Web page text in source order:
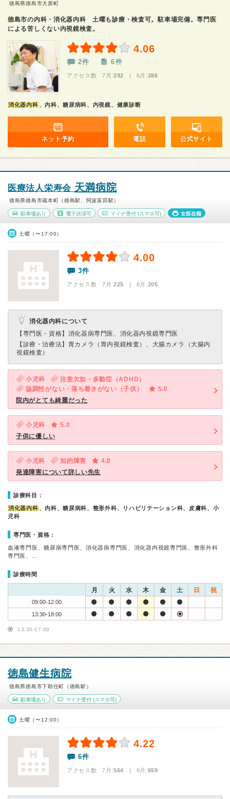
徳島県徳島市大原町
徳島市の内科・消化器内科 土曜も診療・検査可。駐車場完備。専門医
による苦しくない内視鏡検査。
4.06
2件 6件
アクセス数 7月:292 | 6月:286
消化器内科 、内科、糖尿病科、内視鏡、健康診断
ネット予約 電話 公式サイト
医療法人栄寿会 天満病院
徳島県徳島市蔵本町（徳島駅、阿波富田駅）
駐車場あり 電子決済可 マイナ受付 (スマホ可) 女医在籍
土曜（〜17:00）
4.00
3件
アクセス数 7月:225 | 6月:205
消化器内科について
【専門医・資格】 消化器病専門医、消化器内視鏡専門医
【診療・治療法】 胃カメラ（胃内視鏡検査）、大腸カメラ（大腸内
視鏡検査）
小児科
注意欠如・多動症（ADHD）
協調性がない・落ち着きがない（子供）
5.0
院内がとても綺麗だった
小児科
5.0
子供に優しい
小児科 知的障害
4.0
発達障害について詳しい先生
診療科目：
消化器内科 、内科、糖尿病科、整形外科、リハビリテーション科、皮膚科、小
児科
専門医・資格：
血液専門医、糖尿病専門医、消化器病専門医、消化器内視鏡専門医、整形外科
専門医、…
診療時間
月 火 水 木 金 土 日 祝
09:00-12:00
13:30-18:00
13:30-17:00
徳島健生病院
徳島県徳島市下助任町（徳島駅）
駐車場あり マイナ受付(スマホ可)
土曜（〜12:00）
4.22
6件
アクセス数 7月:564 | 6月:659